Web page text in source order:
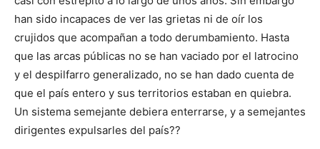
han sido incapaces de ver las grietas ni de oír los
crujidos que acompañan a todo derumbamiento. Hasta
que las arcas públicas no se han vaciado por el latrocino
y el despilfarro generalizado, no se han dado cuenta de
que el país entero y sus territorios estaban en quiebra.
Un sistema semejante debiera enterrarse, y a semejantes
dirigentes expulsarles del país??